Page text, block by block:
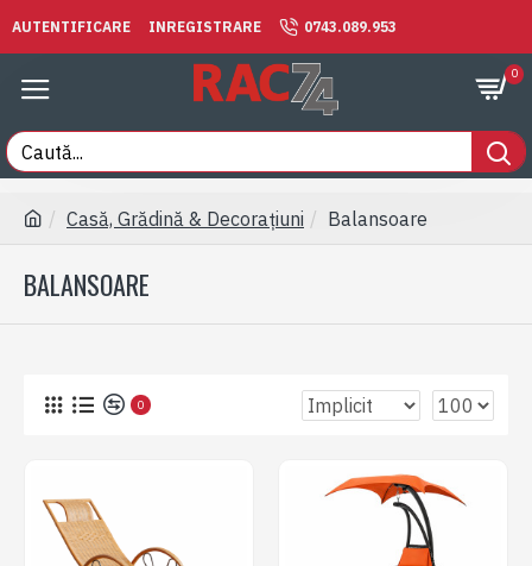
AUTENTIFICARE INREGISTRARE 0743.089.953
0
Casă, Grădină & Decorațiuni Balansoare
BALANSOARE
0